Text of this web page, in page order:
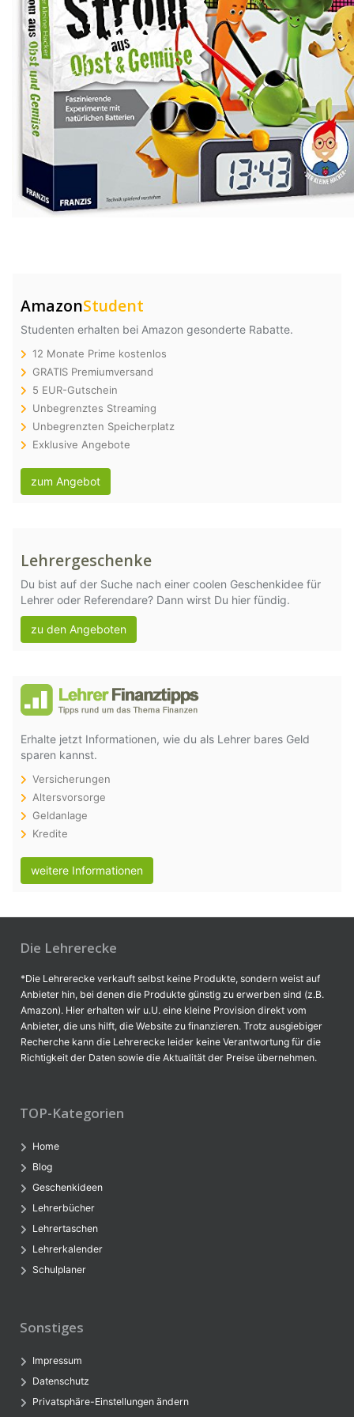
AmazonStudent
Studenten erhalten bei Amazon gesonderte Rabatte.
12 Monate Prime kostenlos
GRATIS Premiumversand
5 EUR-Gutschein
Unbegrenztes Streaming
Unbegrenzten Speicherplatz
Exklusive Angebote
zum Angebot
Lehrergeschenke
Du bist auf der Suche nach einer coolen Geschenkidee für
Lehrer oder Referendare? Dann wirst Du hier fündig.
zu den Angeboten
Erhalte jetzt Informationen, wie du als Lehrer bares Geld
sparen kannst.
Versicherungen
Altersvorsorge
Geldanlage
Kredite
weitere Informationen
Die Lehrerecke
*Die Lehrerecke verkauft selbst keine Produkte, sondern weist auf
Anbieter hin, bei denen die Produkte günstig zu erwerben sind (z.B.
Amazon). Hier erhalten wir u.U. eine kleine Provision direkt vom
Anbieter, die uns hilft, die Website zu finanzieren. Trotz ausgiebiger
Recherche kann die Lehrerecke leider keine Verantwortung für die
Richtigkeit der Daten sowie die Aktualität der Preise übernehmen.
TOP-Kategorien
Home
Blog
Geschenkideen
Lehrerbücher
Lehrertaschen
Lehrerkalender
Schulplaner
Sonstiges
Impressum
Datenschutz
Privatsphäre-Einstellungen ändern